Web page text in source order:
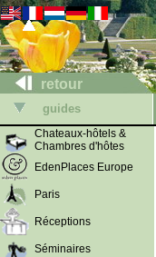
retour
guides
Chateaux-hôtels &
Chambres d'hôtes
EdenPlaces Europe
Paris
Réceptions
Séminaires